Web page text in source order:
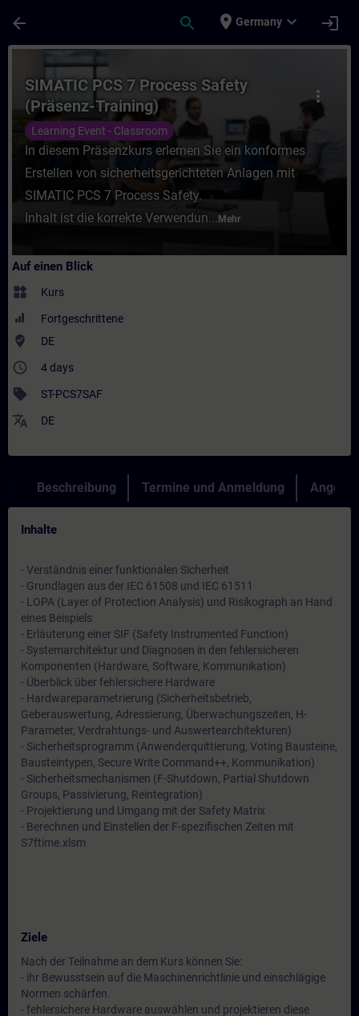
arrow_back search place Germany expand_more login
Kurs - SIMATIC PCS 7 Process Safety
more_vert
SIMATIC PCS 7 Process Safety
(Präsenz-Training)
Learning Event - Classroom
In diesem Präsenzkurs erlernen Sie ein konformes
Erstellen von sicherheitsgerichteten Anlagen mit
SIMATIC PCS 7 Process Safety.
Inhalt ist die korrekte Verwendun... Mehr
Auf einen Blick
widgets Kurs
Fortgeschrittene
where_to_vote DE
access_time 4 days
sell ST-PCS7SAF
translate DE
Beschreibung Termine und Anmeldung Angebot
Inhalte
- Verständnis einer funktionalen Sicherheit
- Grundlagen aus der IEC 61508 und IEC 61511
- LOPA (Layer of Protection Analysis) und Risikograph an Hand
eines Beispiels
- Erläuterung einer SIF (Safety Instrumented Function)
- Systemarchitektur und Diagnosen in den fehlersicheren
Komponenten (Hardware, Software, Kommunikation)
- Überblick über fehlersichere Hardware
- Hardwareparametrierung (Sicherheitsbetrieb,
Geberauswertung, Adressierung, Überwachungszeiten, H-
Parameter, Verdrahtungs- und Auswertearchitekturen)
- Sicherheitsprogramm (Anwenderquittierung, Voting Bausteine,
Bausteintypen, Secure Write Command++, Kommunikation)
- Sicherheitsmechanismen (F-Shutdown, Partial Shutdown
Groups, Passivierung, Reintegration)
- Projektierung und Umgang mit der Safety Matrix
- Berechnen und Einstellen der F-spezifischen Zeiten mit
S7ftime.xlsm
Ziele
Nach der Teilnahme an dem Kurs können Sie:
- ihr Bewusstsein auf die Maschinenrichtlinie und einschlägige
Normen schärfen.
- fehlersichere Hardware auswählen und projektieren diese